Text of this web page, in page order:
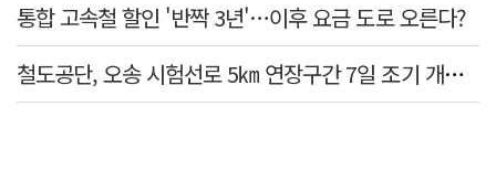
통합 고속철 할인 '반짝 3년'…이후 요금 도로 오른다?
철도공단, 오송 시험선로 5㎞ 연장구간 7일 조기 개통…LA 메트로 사업 지원